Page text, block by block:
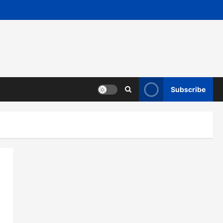
Subscribe